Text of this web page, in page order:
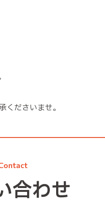
ださいませ。
合わせ